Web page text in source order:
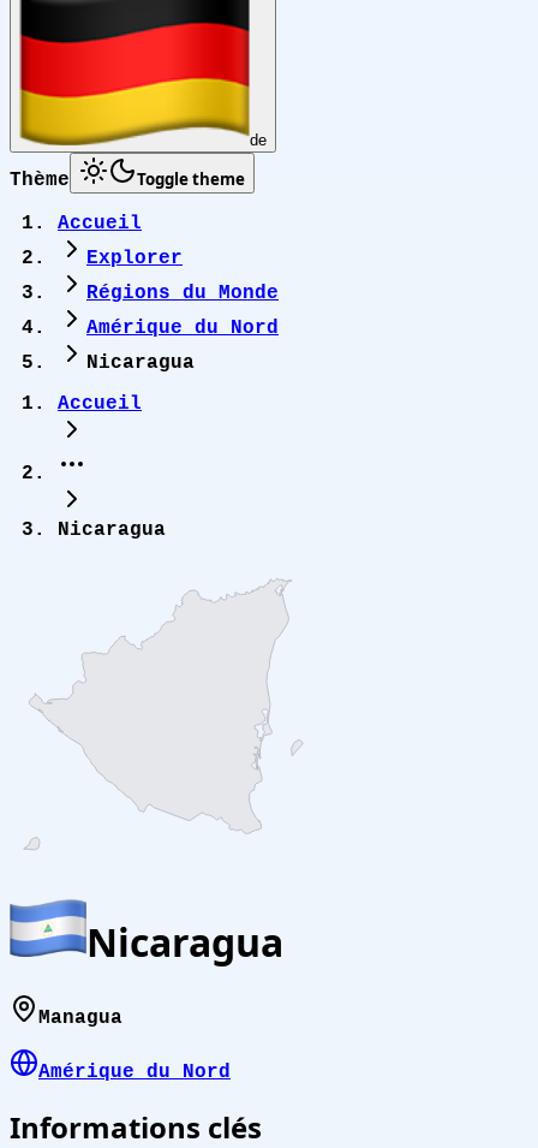
de
Thème Toggle theme
Accueil
Explorer
Régions du Monde
Amérique du Nord
Nicaragua
Accueil
Nicaragua
Nicaragua
Managua
Amérique du Nord
Informations clés